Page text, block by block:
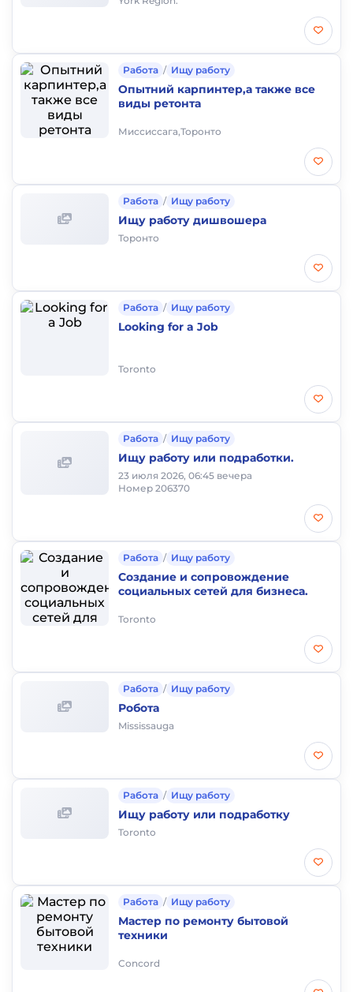
Работа / Ищу работу
Опытний карпинтер,а также все
виды ретонта
Миссиссага,Торонто
Работа / Ищу работу
Ищу работу дишвошера
Торонто
Работа / Ищу работу
Looking for a Job
Toronto
Работа / Ищу работу
Ищу работу или подработки.
23 июля 2026, 06:45 вечера
Номер 206370
Работа / Ищу работу
Создание и сопровождение
социальных сетей для бизнеса.
Toronto
Работа / Ищу работу
Робота
Mississauga
Работа / Ищу работу
Ищу работу или подработку
Toronto
Работа / Ищу работу
Мастер по ремонту бытовой
техники
Concord